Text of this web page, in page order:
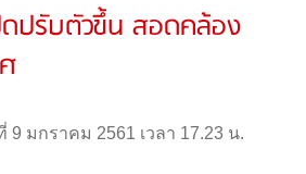
ดปรับตัวขึ้น สอดคล้อง
9 มกราคม 2561 เวลา 17.23 น.